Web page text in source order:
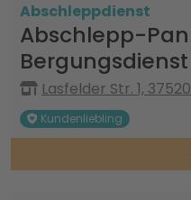
Abschleppdienst
Abschlepp-
Lasfelder Str. 1,
Kundenliebling